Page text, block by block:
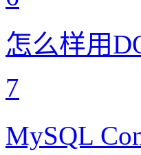
怎么样用
7
MySQL